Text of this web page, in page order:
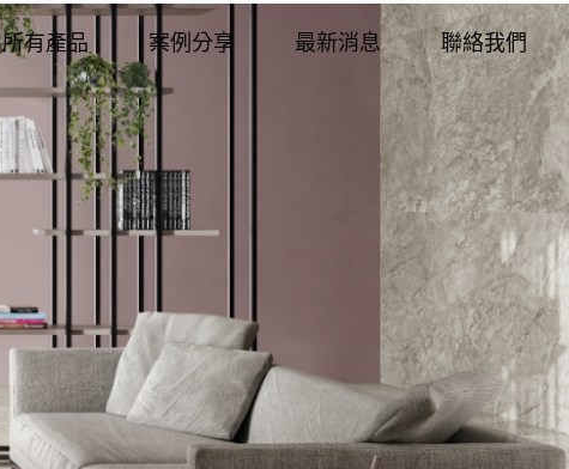
所有產品 案例分享 最新消息 聯絡我們